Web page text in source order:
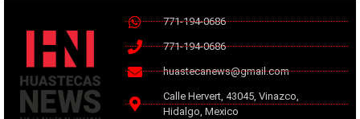
771-194-0686
771-194-0686
huastecanews@gmail.com
Calle Hervert, 43045, Vinazco,
Hidalgo, Mexico